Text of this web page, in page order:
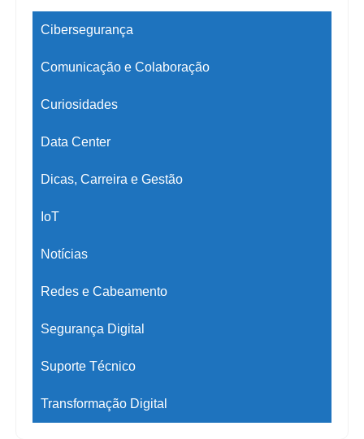
Cibersegurança
Comunicação e Colaboração
Curiosidades
Data Center
Dicas, Carreira e Gestão
IoT
Notícias
Redes e Cabeamento
Segurança Digital
Suporte Técnico
Transformação Digital